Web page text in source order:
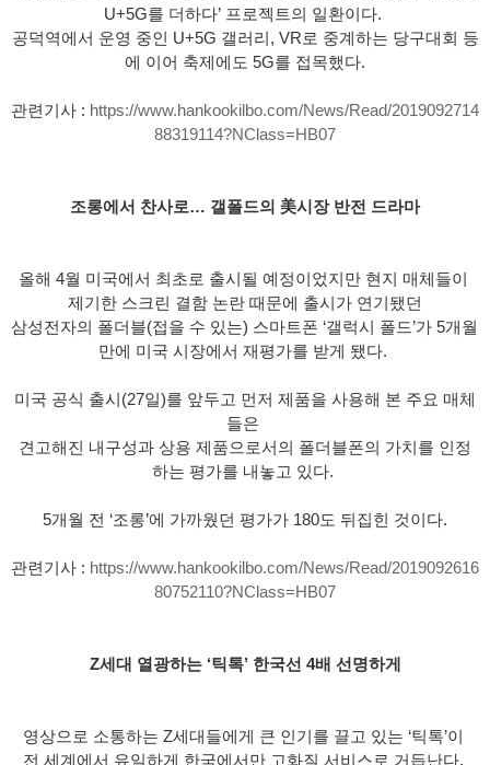
U+5G를 더하다’ 프로젝트의 일환이다.
공덕역에서 운영 중인 U+5G 갤러리, VR로 중계하는 당구대회 등
에 이어 축제에도 5G를 접목했다.
관련기사 : https://www.hankookilbo.com/News/Read/2019092714
88319114?NClass=HB07
조롱에서 찬사로… 갤폴드의 美시장 반전 드라마
올해 4월 미국에서 최초로 출시될 예정이었지만 현지 매체들이
제기한 스크린 결함 논란 때문에 출시가 연기됐던
삼성전자의 폴더블(접을 수 있는) 스마트폰 ‘갤럭시 폴드’가 5개월
만에 미국 시장에서 재평가를 받게 됐다.
미국 공식 출시(27일)를 앞두고 먼저 제품을 사용해 본 주요 매체
들은
견고해진 내구성과 상용 제품으로서의 폴더블폰의 가치를 인정
하는 평가를 내놓고 있다.
5개월 전 ‘조롱’에 가까웠던 평가가 180도 뒤집힌 것이다.
관련기사 : https://www.hankookilbo.com/News/Read/2019092616
80752110?NClass=HB07
Z세대 열광하는 ‘틱톡’ 한국선 4배 선명하게
영상으로 소통하는 Z세대들에게 큰 인기를 끌고 있는 ‘틱톡’이
전 세계에서 유일하게 한국에서만 고화질 서비스로 거듭난다.